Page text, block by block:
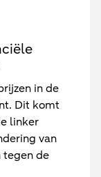
in de
Dit komt
linker
van
tegen de